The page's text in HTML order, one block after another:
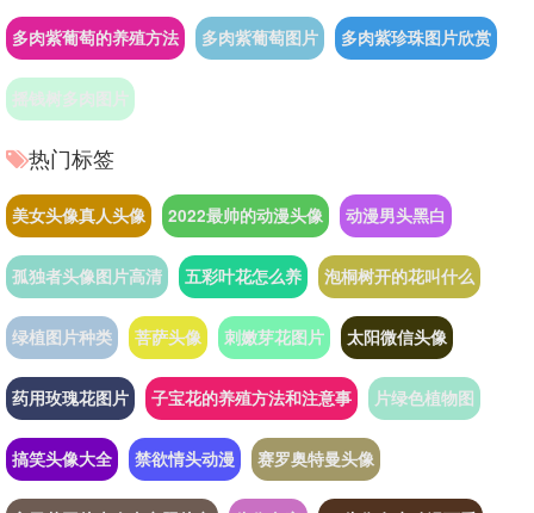
多肉紫葡萄的养殖方法 多肉紫葡萄图片 多肉紫珍珠图片欣赏
摇钱树多肉图片
热门标签
美女头像真人头像 2022最帅的动漫头像 动漫男头黑白
孤独者头像图片高清 五彩叶花怎么养 泡桐树开的花叫什么
绿植图片种类 菩萨头像 刺嫩芽花图片 太阳微信头像
药用玫瑰花图片 子宝花的养殖方法和注意事 片绿色植物图
搞笑头像大全 禁欲情头动漫 赛罗奥特曼头像